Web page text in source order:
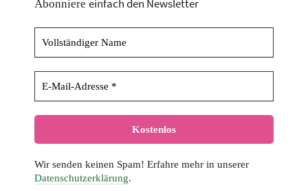
Abonniere einfach den Newsletter
Wir senden keinen Spam! Erfahre mehr in unserer
Datenschutzerklärung.